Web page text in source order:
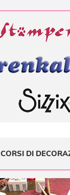
CORSI DI